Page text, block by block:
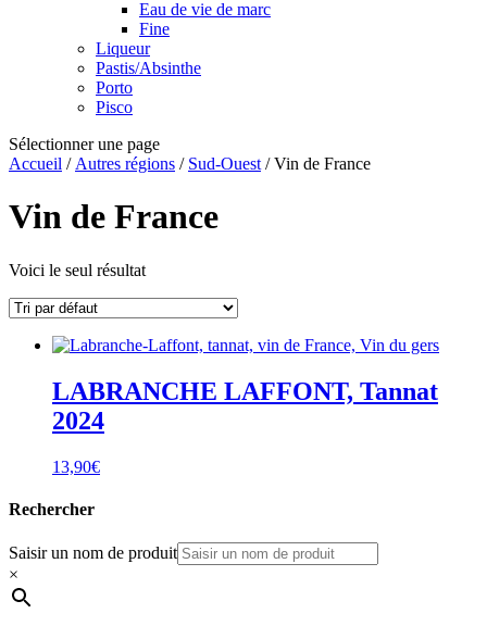
Eau de vie de marc
Fine
Liqueur
Pastis/Absinthe
Porto
Pisco
Sélectionner une page
Accueil / Autres régions / Sud-Ouest / Vin de France
Vin de France
Voici le seul résultat
LABRANCHE LAFFONT, Tannat
2024
13,90€
Rechercher
Saisir un nom de produit
×